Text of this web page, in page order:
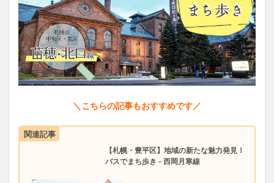
＼こちらの記事もおすすめです／
関連記事
【札幌・豊平区】地域の新たな魅力発見！
バスでまち歩き – 西岡月寒線